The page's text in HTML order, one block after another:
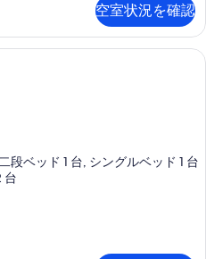
空室状況を確認
段ベッド 1 台, シングルベッド 1 台
台